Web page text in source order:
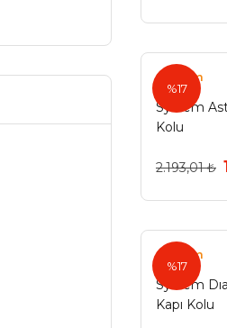
%17
System
System
Kolu
2.193,01 ₺
%17
System
System
Kapı Kolu